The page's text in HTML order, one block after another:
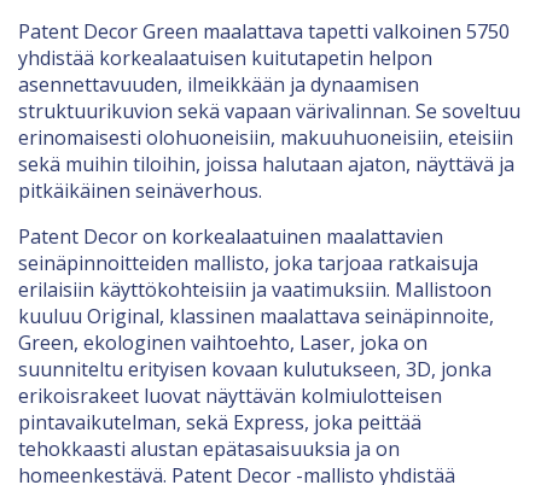
Patent Decor Green maalattava tapetti valkoinen 5750
yhdistää korkealaatuisen kuitutapetin helpon
asennettavuuden, ilmeikkään ja dynaamisen
struktuurikuvion sekä vapaan värivalinnan. Se soveltuu
erinomaisesti olohuoneisiin, makuuhuoneisiin, eteisiin
sekä muihin tiloihin, joissa halutaan ajaton, näyttävä ja
pitkäikäinen seinäverhous.
Patent Decor on korkealaatuinen maalattavien
seinäpinnoitteiden mallisto, joka tarjoaa ratkaisuja
erilaisiin käyttökohteisiin ja vaatimuksiin. Mallistoon
kuuluu Original, klassinen maalattava seinäpinnoite,
Green, ekologinen vaihtoehto, Laser, joka on
suunniteltu erityisen kovaan kulutukseen, 3D, jonka
erikoisrakeet luovat näyttävän kolmiulotteisen
pintavaikutelman, sekä Express, joka peittää
tehokkaasti alustan epätasaisuuksia ja on
homeenkestävä. Patent Decor -mallisto yhdistää